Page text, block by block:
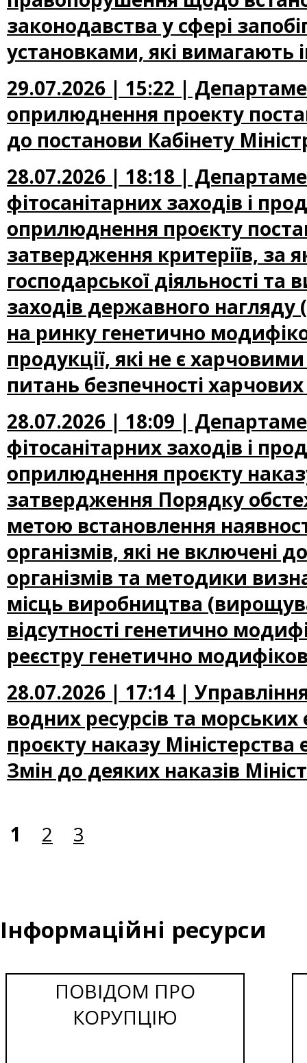
законодавства у сфері
установками, які вимагають
29.07.2026 | 15:22 |
оприлюднення проекту
до постанови Кабінету
28.07.2026 | 18:18 |
фітосанітарних заходів і
оприлюднення проєкту
затвердження критеріїв, за
господарської діяльності
заходів державного
на ринку генетично
продукції, які не є
питань безпечності
28.07.2026 | 18:09 |
фітосанітарних заходів і
оприлюднення проєкту
затвердження Порядку
метою встановлення
організмів, які не включені
організмів та методики
місць виробництва
відсутності генетично
реєстру генетично
28.07.2026 | 17:14 |
водних ресурсів та
проєкту наказу
Змін до деяких наказів
1 2 3
Інформаційні ресурси
ПОВІДОМ ПРО
КОРУПЦІЮ